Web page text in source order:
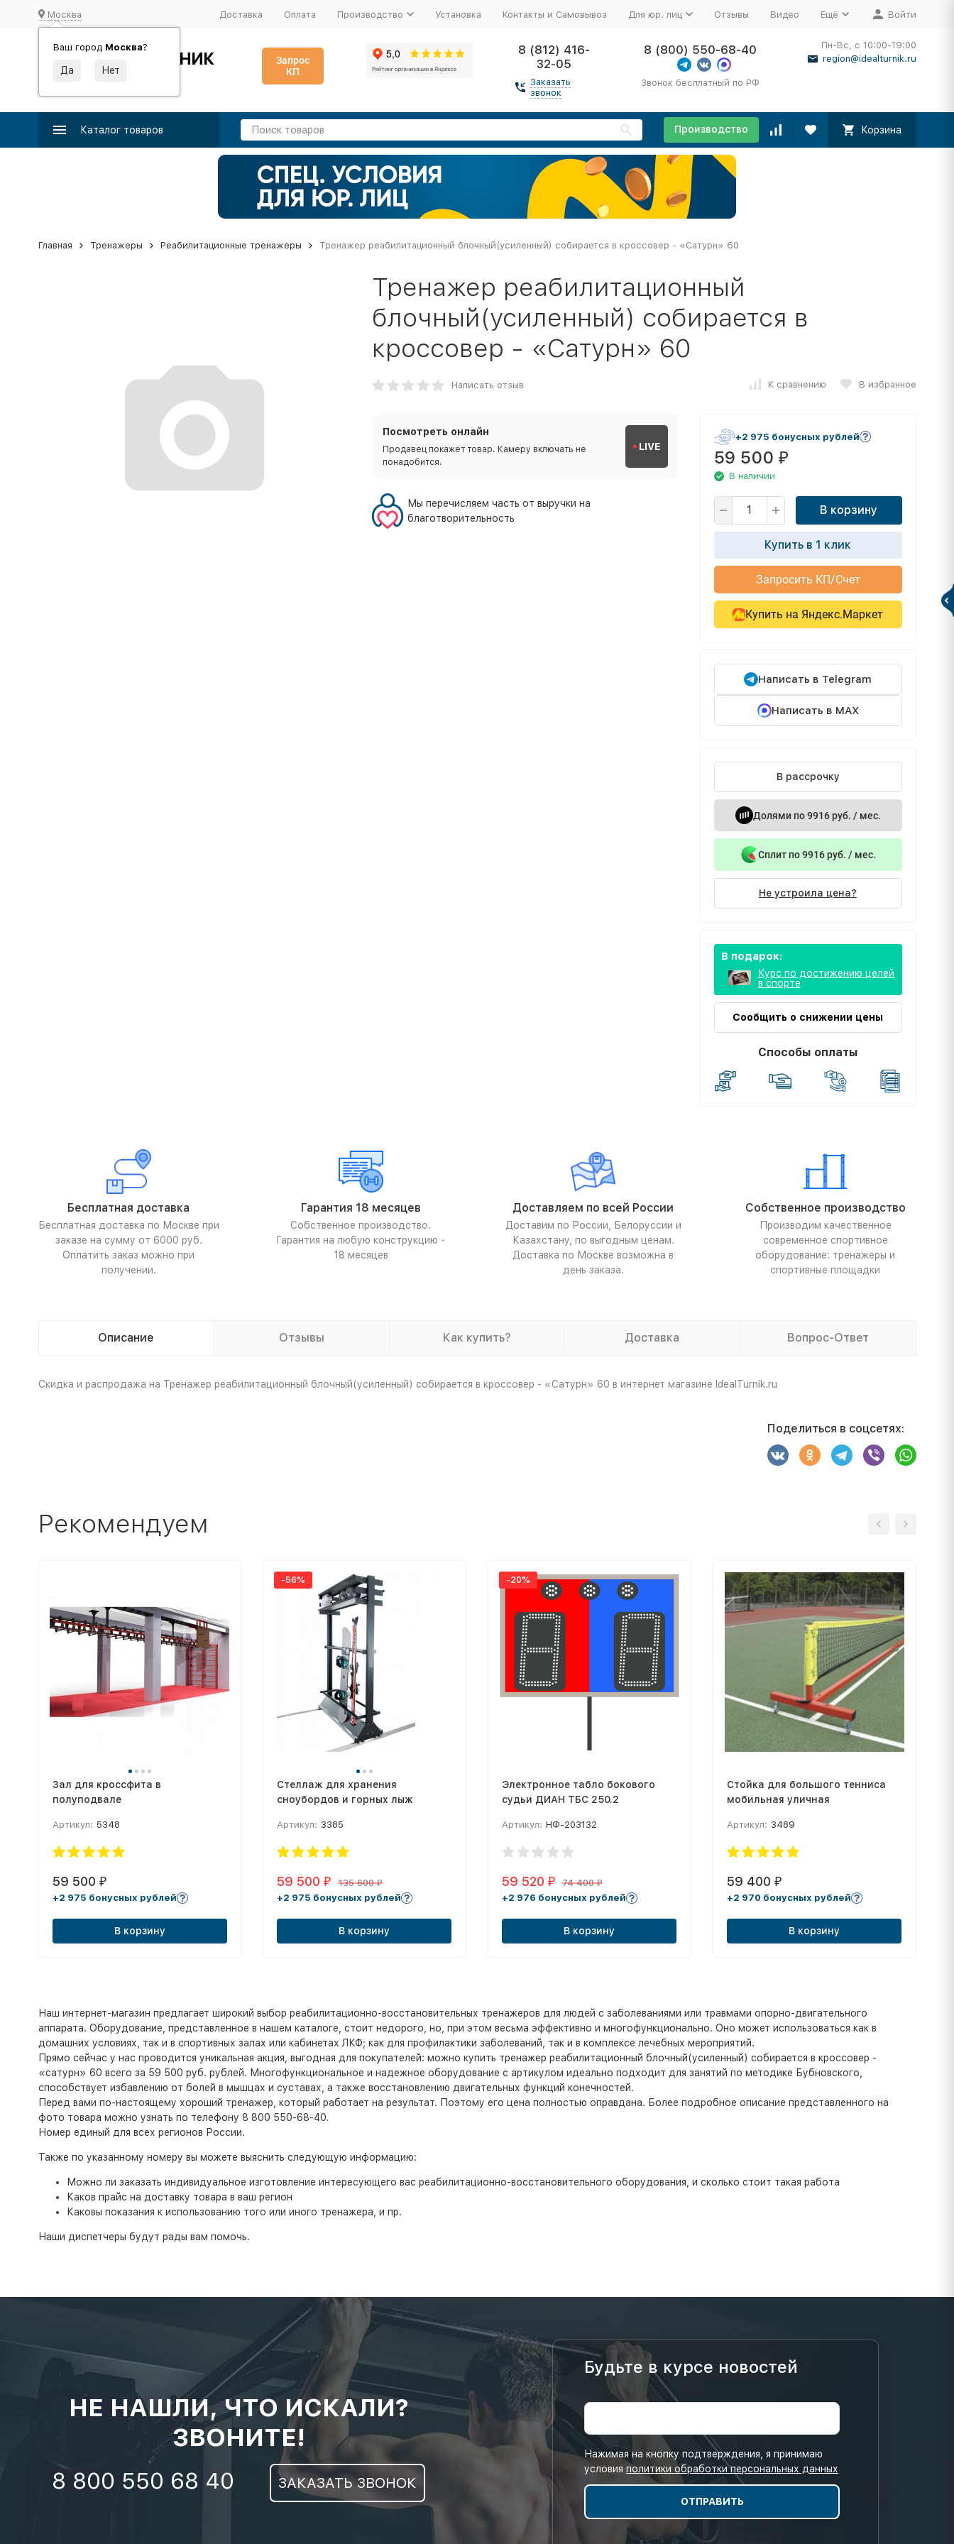
Москва
Ваш город Москва?
Доставка Оплата Производство Установка Контакты и Самовывоз Для юр. лиц Отзывы Видео Ещё Войти
ИДЕАЛЬНЫЙ ТУРНИК
Производство и поставка спортивного оборудования
Запрос
КП
8 (812) 416-
32-05
Заказать
звонок
8 (800) 550-68-40
Звонок бесплатный по РФ
Пн-Вс, с 10:00-19:00
region@idealturnik.ru
Каталог товаров Производство Корзина
Главная Тренажеры Реабилитационные тренажеры Тренажер реабилитационный блочный(усиленный) собирается в кроссовер - «Сатурн» 60
Тренажер реабилитационный
блочный(усиленный) собирается в
кроссовер - «Сатурн» 60
Написать отзыв К сравнению В избранное
Посмотреть онлайн
Продавец покажет товар. Камеру включать не
понадобится.
LIVE
Мы перечисляем часть от выручки на
благотворительность
+2 975 бонусных рублей
59 500 ₽
В наличии
В корзину
Купить в 1 клик
Запросить КП/Счет
Купить на Яндекс.Маркет
Написать в Telegram
Написать в MAX
В рассрочку
Долями по 9916 руб. / мес.
Сплит по 9916 руб. / мес.
Не устроила цена?
В подарок:
Курс по достижению целей
в спорте
Сообщить о снижении цены
Способы оплаты
Бесплатная доставка
Бесплатная доставка по Москве при
заказе на сумму от 6000 руб.
Оплатить заказ можно при
получении.
Гарантия 18 месяцев
Собственное производство.
Гарантия на любую конструкцию -
18 месяцев
Доставляем по всей России
Доставим по России, Белоруссии и
Казахстану, по выгодным ценам.
Доставка по Москве возможна в
день заказа.
Собственное производство
Производим качественное
современное спортивное
оборудование: тренажеры и
спортивные площадки
Описание Отзывы Как купить? Доставка Вопрос-Ответ
Скидка и распродажа на Тренажер реабилитационный блочный(усиленный) собирается в кроссовер - «Сатурн» 60 в интернет магазине IdealTurnik.ru
Поделиться в соцсетях:
Рекомендуем
Зал для кроссфита в
полуподвале
Артикул: 5348
59 500 ₽
+2 975 бонусных рублей
В корзину
-56%
Стеллаж для хранения
сноубордов и горных лыж
Артикул: 3385
59 500₽ 135 600₽
+2 975 бонусных рублей
В корзину
-20%
Электронное табло бокового
судьи ДИАН ТБС 250.2
Артикул: НФ-203132
59 520 ₽ 74 400₽
+2 976 бонусных рублей
В корзину
Стойка для большого тенниса
мобильная уличная
Артикул: 3489
59 400 ₽
+2 970 бонусных рублей
В корзину
Наш интернет-магазин предлагает широкий выбор реабилитационно-восстановительных тренажеров для людей с заболеваниями или травмами опорно-двигательного
аппарата. Оборудование, представленное в нашем каталоге, стоит недорого, но, при этом весьма эффективно и многофункционально. Оно может использоваться как в
домашних условиях, так и в спортивных залах или кабинетах ЛКФ; как для профилактики заболеваний, так и в комплексе лечебных мероприятий.
Прямо сейчас у нас проводится уникальная акция, выгодная для покупателей: можно купить тренажер реабилитационный блочный(усиленный) собирается в кроссовер -
«сатурн» 60 всего за 59 500 руб. рублей. Многофункциональное и надежное оборудование с артикулом идеально подходит для занятий по методике Бубновского,
способствует избавлению от болей в мышцах и суставах, а также восстановлению двигательных функций конечностей.
Перед вами по-настоящему хороший тренажер, который работает на результат. Поэтому его цена полностью оправдана. Более подробное описание представленного на
фото товара можно узнать по телефону 8 800 550-68-40.
Номер единый для всех регионов России.
Также по указанному номеру вы можете выяснить следующую информацию:
Можно ли заказать индивидуальное изготовление интересующего вас реабилитационно-восстановительного оборудования, и сколько стоит такая работа
Каков прайс на доставку товара в ваш регион
Каковы показания к использованию того или иного тренажера, и пр.
Наши диспетчеры будут рады вам помочь.
НЕ НАШЛИ, ЧТО ИСКАЛИ?
ЗВОНИТЕ!
8 800 550 68 40 ЗАКАЗАТЬ ЗВОНОК
Будьте в курсе новостей
Нажимая на кнопку подтверждения, я принимаю
условия политики обработки персональных данных